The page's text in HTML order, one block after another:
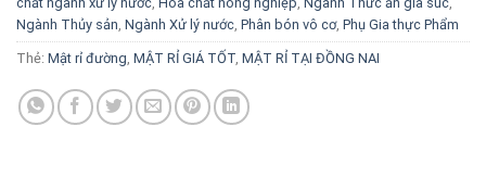
Ngành Thủy sản Ngành Xử lý nước Phân bón vô cơ, Phụ Gia thực Phẩm
Thẻ: Mật rỉ đường MẬT RỈ GIÁ TỐT MẬT RỈ TẠI ĐỒNG NAI